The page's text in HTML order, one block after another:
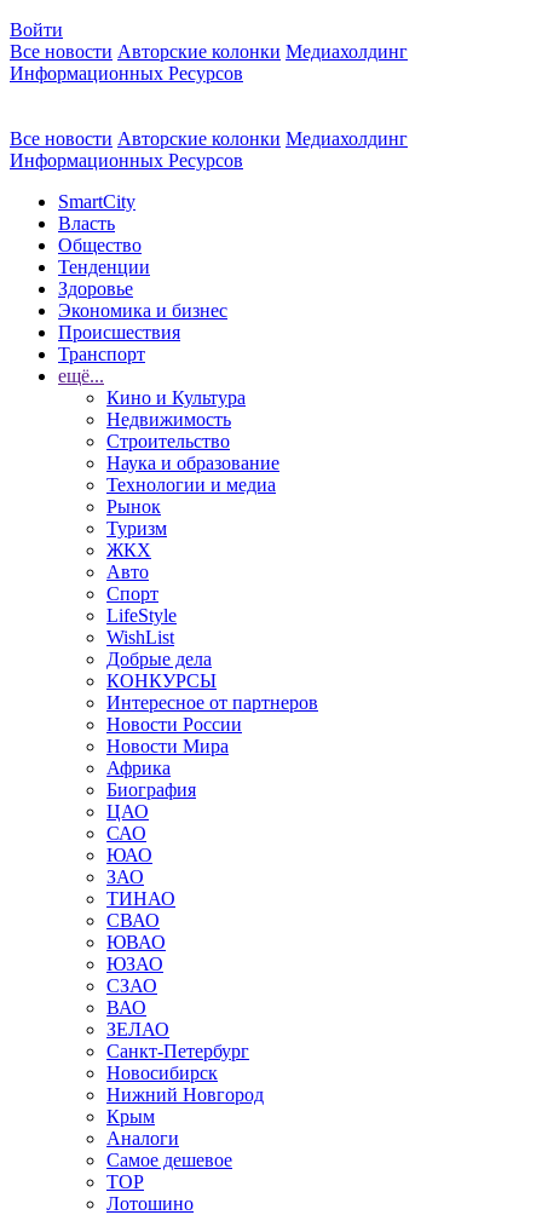
Войти
Все новости Авторские колонки Медиахолдинг
Информационных Ресурсов
Все новости Авторские колонки Медиахолдинг
Информационных Ресурсов
SmartCity
Власть
Общество
Тенденции
Здоровье
Экономика и бизнес
Происшествия
Транспорт
ещё...
Кино и Культура
Недвижимость
Строительство
Наука и образование
Технологии и медиа
Рынок
Туризм
ЖКХ
Авто
Спорт
LifeStyle
WishList
Добрые дела
КОНКУРСЫ
Интересное от партнеров
Новости России
Новости Мира
Африка
Биография
ЦАО
САО
ЮАО
ЗАО
ТИНАО
СВАО
ЮВАО
ЮЗАО
СЗАО
ВАО
ЗЕЛАО
Санкт-Петербург
Новосибирск
Нижний Новгород
Крым
Аналоги
Самое дешевое
TOP
Лотошино